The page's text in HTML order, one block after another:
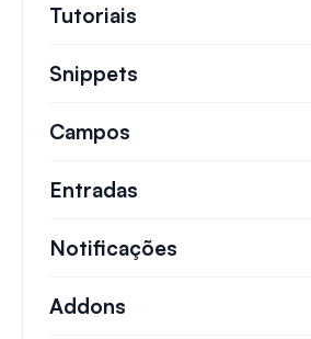
Tutoriais
Snippets
Campos
Entradas
Notificações
Addons